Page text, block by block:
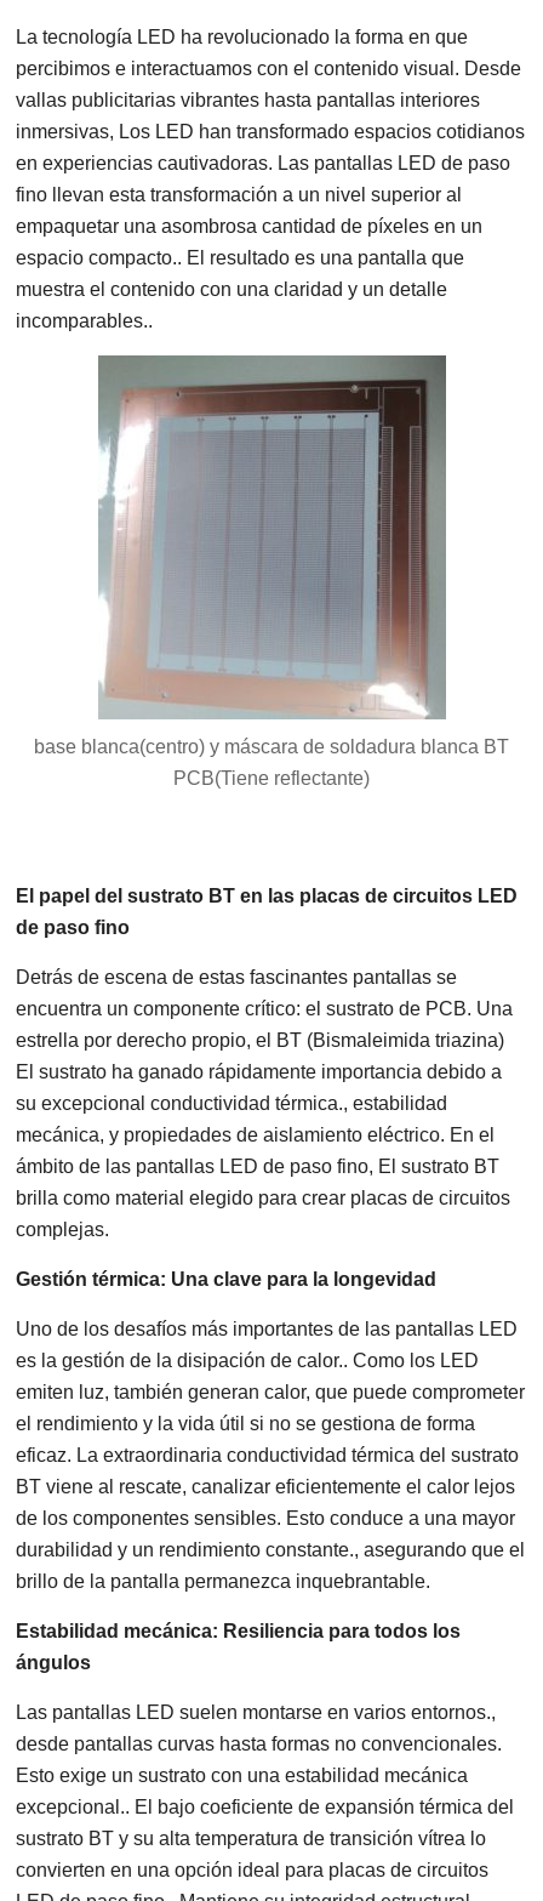
La tecnología LED ha revolucionado la forma en que
percibimos e interactuamos con el contenido visual. Desde
vallas publicitarias vibrantes hasta pantallas interiores
inmersivas, Los LED han transformado espacios cotidianos
en experiencias cautivadoras. Las pantallas LED de paso
fino llevan esta transformación a un nivel superior al
empaquetar una asombrosa cantidad de píxeles en un
espacio compacto.. El resultado es una pantalla que
muestra el contenido con una claridad y un detalle
incomparables..
base blanca(centro) y máscara de soldadura blanca BT
PCB(Tiene reflectante)
El papel del sustrato BT en las placas de circuitos LED
de paso fino
Detrás de escena de estas fascinantes pantallas se
encuentra un componente crítico: el sustrato de PCB. Una
estrella por derecho propio, el BT (Bismaleimida triazina)
El sustrato ha ganado rápidamente importancia debido a
su excepcional conductividad térmica., estabilidad
mecánica, y propiedades de aislamiento eléctrico. En el
ámbito de las pantallas LED de paso fino, El sustrato BT
brilla como material elegido para crear placas de circuitos
complejas.
Gestión térmica: Una clave para la longevidad
Uno de los desafíos más importantes de las pantallas LED
es la gestión de la disipación de calor.. Como los LED
emiten luz, también generan calor, que puede comprometer
el rendimiento y la vida útil si no se gestiona de forma
eficaz. La extraordinaria conductividad térmica del sustrato
BT viene al rescate, canalizar eficientemente el calor lejos
de los componentes sensibles. Esto conduce a una mayor
durabilidad y un rendimiento constante., asegurando que el
brillo de la pantalla permanezca inquebrantable.
Estabilidad mecánica: Resiliencia para todos los
ángulos
Las pantallas LED suelen montarse en varios entornos.,
desde pantallas curvas hasta formas no convencionales.
Esto exige un sustrato con una estabilidad mecánica
excepcional.. El bajo coeficiente de expansión térmica del
sustrato BT y su alta temperatura de transición vítrea lo
convierten en una opción ideal para placas de circuitos